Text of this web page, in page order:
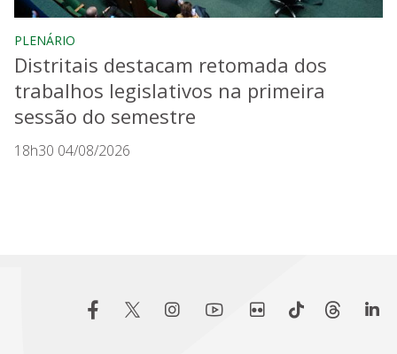
PLENÁRIO
Distritais destacam retomada dos
trabalhos legislativos na primeira
sessão do semestre
18h30 04/08/2026